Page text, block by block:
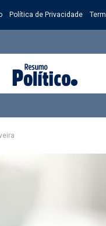
Política de Privacidade